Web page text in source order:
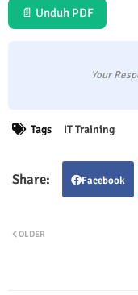
📄 Unduh PDF
Your
Tags IT Training
Facebook
OLDER